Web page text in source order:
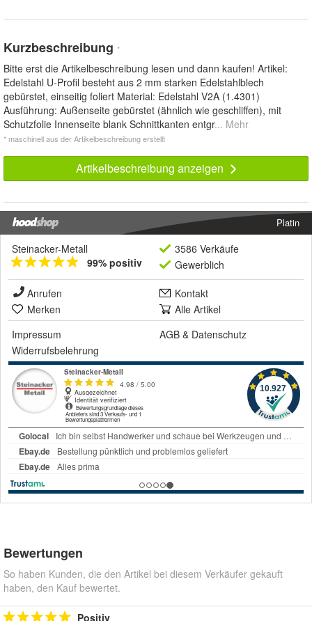
Kurzbeschreibung *
Bitte erst die Artikelbeschreibung lesen und dann kaufen! Artikel:
Edelstahl U-Profil besteht aus 2 mm starken Edelstahlblech
gebürstet, einseitig foliert Material: Edelstahl V2A (1.4301)
Ausführung: Außenseite gebürstet (ähnlich wie geschliffen), mit
Schutzfolie Innenseite blank Schnittkanten entgr... Mehr
* maschinell aus der Artikelbeschreibung erstellt
Artikelbeschreibung anzeigen
Platin
Steinacker-Metall
99% positiv
3586 Verkäufe
Gewerblich
Anrufen
Kontakt
Merken
Alle Artikel
Impressum
AGB & Datenschutz
Widerrufsbelehrung
Bewertungen
So haben Kunden, die den Artikel bei diesem Verkäufer gekauft
haben, den Kauf bewertet.
Positiv